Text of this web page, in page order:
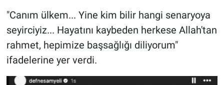
"Canım ülkem... Yine kim bilir hangi senaryoya
seyirciyiz... Hayatını kaybeden herkese Allah'tan
rahmet, hepimize başsağlığı diliyorum"
ifadelerine yer verdi.